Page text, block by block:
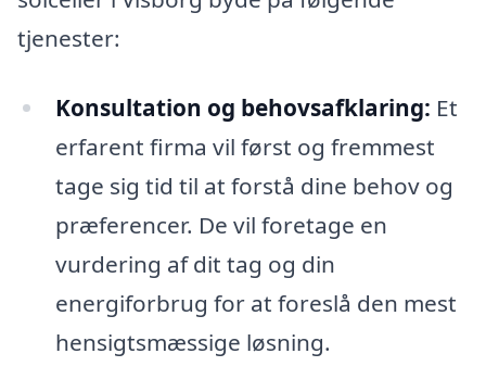
tjenester:
Konsultation og behovsafklaring: Et
erfarent firma vil først og fremmest
tage sig tid til at forstå dine behov og
præferencer. De vil foretage en
vurdering af dit tag og din
energiforbrug for at foreslå den mest
hensigtsmæssige løsning.